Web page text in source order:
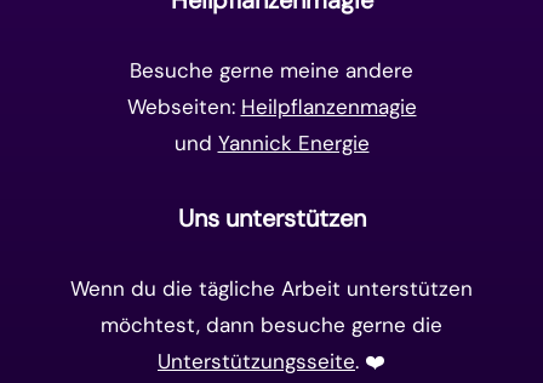
Besuche gerne meine andere
Webseiten: Heilpflanzenmagie
und Yannick Energie
Uns unterstützen
Wenn du die tägliche Arbeit unterstützen
möchtest, dann besuche gerne die
Unterstützungsseite. ❤️️